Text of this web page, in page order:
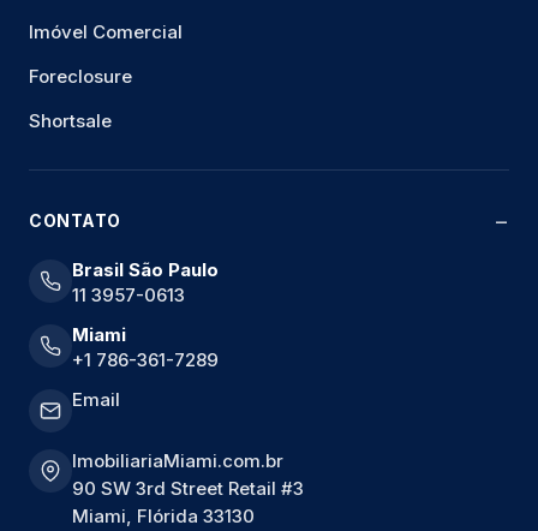
Imóvel Comercial
Foreclosure
Shortsale
CONTATO
Brasil São Paulo
11 3957-0613
Miami
+1 786-361-7289
Email
ImobiliariaMiami.com.br
90 SW 3rd Street Retail #3
Miami, Flórida 33130